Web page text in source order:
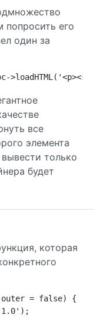
его
один за
все
элемента
только
будет
которая
outer = false) {